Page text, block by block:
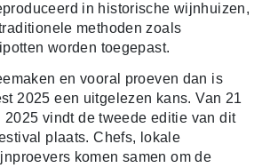
in historische wijnhuizen,
methoden zoals
worden toegepast.
en vooral proeven dan is
2025 een uitgelezen kans.Van 21
2025 vindt de tweede editie van dit
plaats. Chefs, lokale
komen samen om de